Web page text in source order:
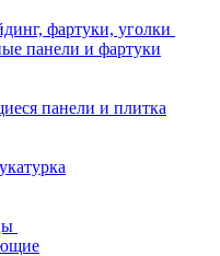
фартуки, уголки
панели и фартуки
панели и плитка